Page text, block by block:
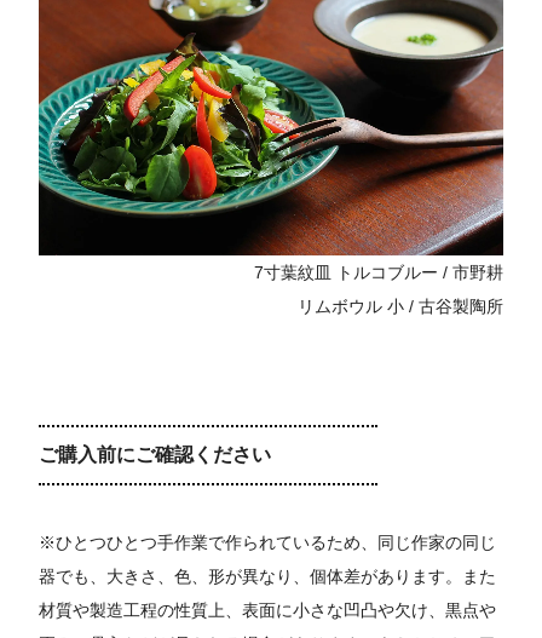
7寸葉紋皿 トルコブルー / 市野耕
リムボウル 小 / 古谷製陶所
ご購入前にご確認ください
※ひとつひとつ手作業で作られているため、同じ作家の同じ
器でも、大きさ、色、形が異なり、個体差があります。また
材質や製造工程の性質上、表面に小さな凹凸や欠け、黒点や